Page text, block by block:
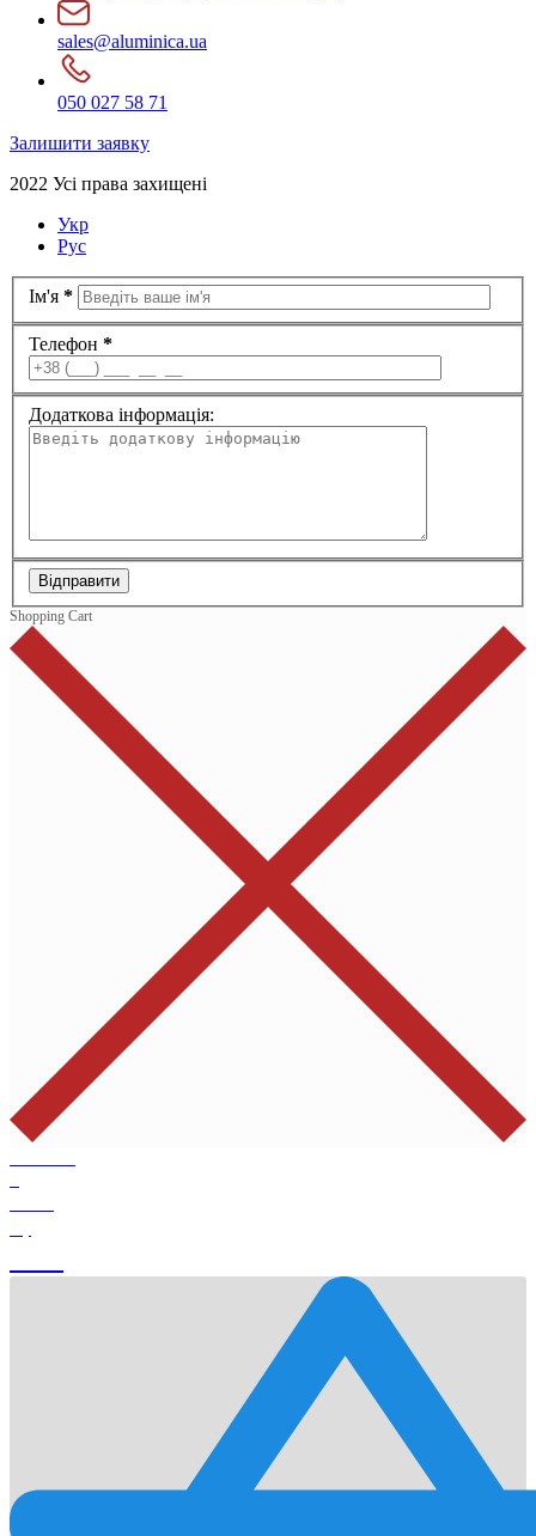
sales@aluminica.ua
050 027 58 71
Залишити заявку
2022 Усі права захищені
Укр
Рус
Ім'я *
Телефон *
Додаткова інформація:
Відправити
Shopping Cart